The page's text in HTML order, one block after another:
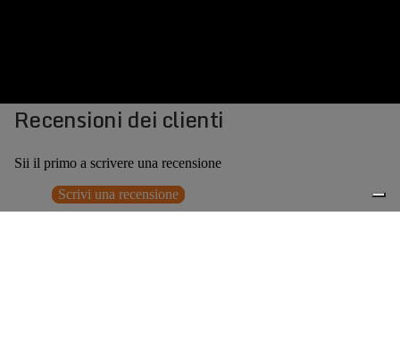
Recensioni dei clienti
Sii il primo a scrivere una recensione
Scrivi una recensione